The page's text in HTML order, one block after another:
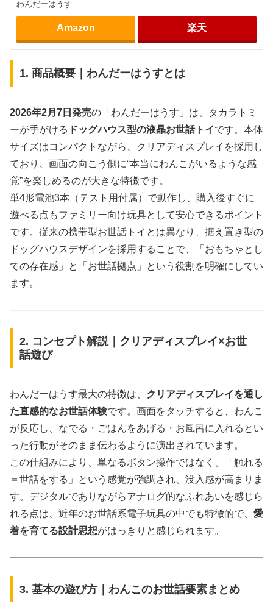
わんだーはうす
Amazon 楽天
1. 商品概要｜わんだーはうすとは
2026年2月7日発売の「わんだーはうす」は、タカラトミ
ーが手がける ドッグハウス型の液晶お世話トイです。本体
サイズはコンパクトながら、クリアディスプレイを採用し
ており、画面の向こう側に“本当にわんこがいるような感
覚”を楽しめるのが大きな特徴です。
単4形電池3本（テスト用付属）で動作し、購入後すぐに
遊べる点もファミリー向け玩具として安心できるポイント
です。従来の携帯型お世話トイとは異なり、据え置き型の
ドッグハウスデザインを採用することで、「おもちゃとし
ての存在感」と「お世話拠点」という役割を明確にしてい
ます。
2. コンセプト解説｜クリアディスプレイ×お世
話遊び
わんだーはうす最大の特徴は、 クリアディスプレイを通し
た直感的なお世話体験です。画面をタッチすると、わんこ
が反応し、なでる・ごはんをあげる・お風呂に入れるとい
った行動がそのまま伝わるように演出されています。
この仕組みにより、単なるボタン操作ではなく、「触れる
＝世話をする」という感覚が強調され、没入感が高まりま
す。デジタルでありながらアナログ的なふれあいを感じら
れる点は、近年のお世話系電子玩具の中でも特徴的で、 愛
着を育てる設計思想がはっきりと感じられます。
3. 基本の遊び方｜わんこのお世話要素まとめ